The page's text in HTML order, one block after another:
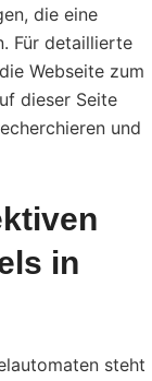
die eine
Für detaillierte
Webseite zum
dieser Seite
und
in
steht